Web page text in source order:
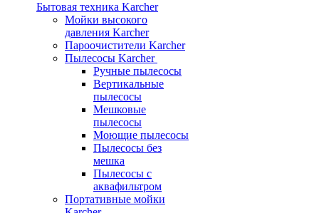
Бытовая техника Karcher
Мойки высокого
давления Karcher
Пароочистители Karcher
Пылесосы Karcher
Ручные пылесосы
Вертикальные
пылесосы
Мешковые
пылесосы
Моющие пылесосы
Пылесосы без
мешка
Пылесосы с
аквафильтром
Портативные мойки